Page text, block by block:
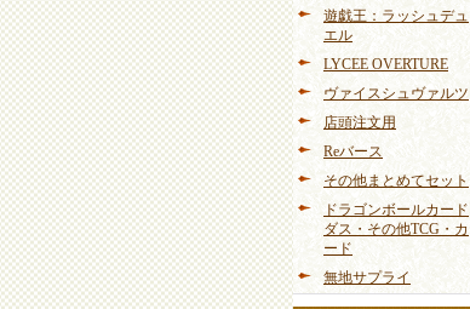
遊戯王：ラッシュデュ
エル
LYCEE OVERTURE
ヴァイスシュヴァルツ
店頭注文用
Reバース
その他まとめてセット
ドラゴンボールカード
ダス・その他TCG・カ
ード
無地サプライ